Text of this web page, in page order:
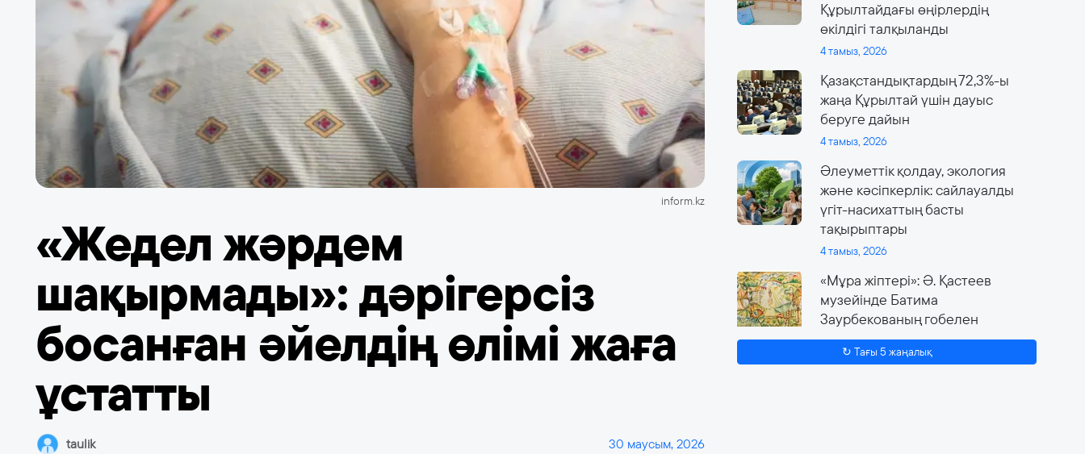
inform.kz
«Жедел жәрдем
шақырмады»: дәрігерсіз
босанған әйелдің өлімі жаға
ұстатты
taulik 30 маусым, 2026
Құрылтайдағы өңірлердің
өкілдігі талқыланды
4 тамыз, 2026
Қазақстандықтардың 72,3%-ы
жаңа Құрылтай үшін дауыс
беруге дайын
4 тамыз, 2026
Әлеуметтік қолдау, экология
және кәсіпкерлік: сайлауалды
үгіт-насихаттың басты
тақырыптары
4 тамыз, 2026
«Мұра жіптері»: Ә. Қастеев
музейінде Батима
Заурбекованың гобелен
өнеріне арналған ауқымды
көрме өтеді
↻ Тағы 5 жаңалық